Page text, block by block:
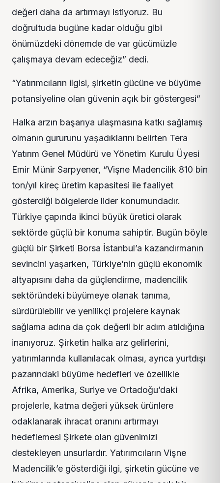
değeri daha da artırmayı istiyoruz. Bu
doğrultuda bugüne kadar olduğu gibi
önümüzdeki dönemde de var gücümüzle
çalışmaya devam edeceğiz” dedi.
“Yatırımcıların ilgisi, şirketin gücüne ve büyüme
potansiyeline olan güvenin açık bir göstergesi”
Halka arzın başarıya ulaşmasına katkı sağlamış
olmanın gururunu yaşadıklarını belirten Tera
Yatırım Genel Müdürü ve Yönetim Kurulu Üyesi
Emir Münir Sarpyener, “Vişne Madencilik 810 bin
ton/yıl kireç üretim kapasitesi ile faaliyet
gösterdiği bölgelerde lider konumundadır.
Türkiye çapında ikinci büyük üretici olarak
sektörde güçlü bir konuma sahiptir. Bugün böyle
güçlü bir Şirketi Borsa İstanbul’a kazandırmanın
sevincini yaşarken, Türkiye’nin güçlü ekonomik
altyapısını daha da güçlendirme, madencilik
sektöründeki büyümeye olanak tanıma,
sürdürülebilir ve yenilikçi projelere kaynak
sağlama adına da çok değerli bir adım atıldığına
inanıyoruz. Şirketin halka arz gelirlerini,
yatırımlarında kullanılacak olması, ayrıca yurtdışı
pazarındaki büyüme hedefleri ve özellikle
Afrika, Amerika, Suriye ve Ortadoğu’daki
projelerle, katma değeri yüksek ürünlere
odaklanarak ihracat oranını artırmayı
hedeflemesi Şirkete olan güvenimizi
destekleyen unsurlardır. Yatırımcıların Vişne
Madencilik’e gösterdiği ilgi, şirketin gücüne ve